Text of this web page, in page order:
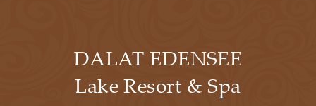
DALAT EDENSEE
Lake Resort & Spa